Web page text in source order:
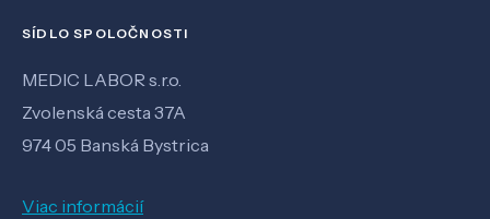
SÍDLO SPOLOČNOSTI
MEDIC LABOR s.r.o.
Zvolenská cesta 37A
974 05 Banská Bystrica
Viac informácií